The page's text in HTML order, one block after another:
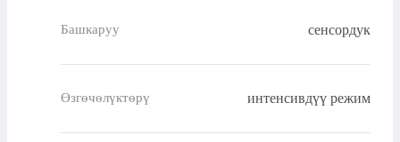
Башкаруу сенсордук
Өзгөчөлүктөрү интенсивдүү режим